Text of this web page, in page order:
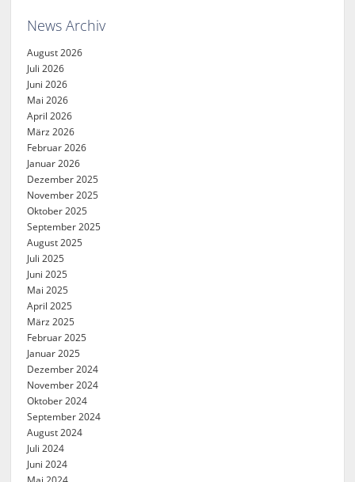
News Archiv
August 2026
Juli 2026
Juni 2026
Mai 2026
April 2026
März 2026
Februar 2026
Januar 2026
Dezember 2025
November 2025
Oktober 2025
September 2025
August 2025
Juli 2025
Juni 2025
Mai 2025
April 2025
März 2025
Februar 2025
Januar 2025
Dezember 2024
November 2024
Oktober 2024
September 2024
August 2024
Juli 2024
Juni 2024